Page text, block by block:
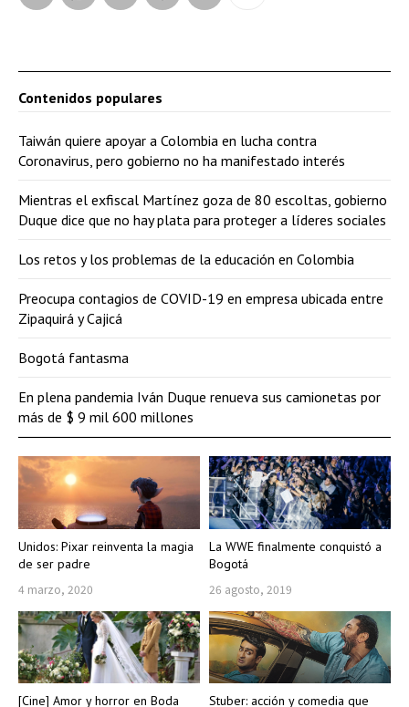
Unidos: Pixar reinventa la magia
de ser padre
4 marzo, 2020
La WWE finalmente conquistó a
Bogotá
26 agosto, 2019
[Cine] Amor y horror en Boda
Stuber: acción y comedia que
Contenidos populares
Taiwán quiere apoyar a Colombia en lucha contra
Coronavirus, pero gobierno no ha manifestado interés
Mientras el exfiscal Martínez goza de 80 escoltas, gobierno
Duque dice que no hay plata para proteger a líderes sociales
Los retos y los problemas de la educación en Colombia
Preocupa contagios de COVID-19 en empresa ubicada entre
Zipaquirá y Cajicá
Bogotá fantasma
En plena pandemia Iván Duque renueva sus camionetas por
más de $ 9 mil 600 millones